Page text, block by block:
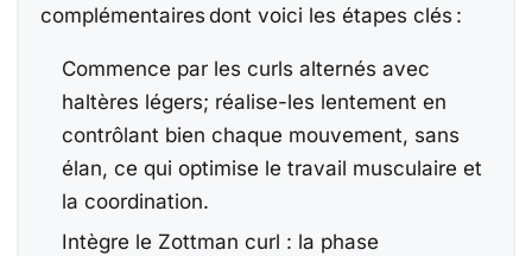
complémentaires dont voici les étapes clés :
Commence par les curls alternés avec
haltères légers; réalise-les lentement en
contrôlant bien chaque mouvement, sans
élan, ce qui optimise le travail musculaire et
la coordination.
Intègre le Zottman curl : la phase